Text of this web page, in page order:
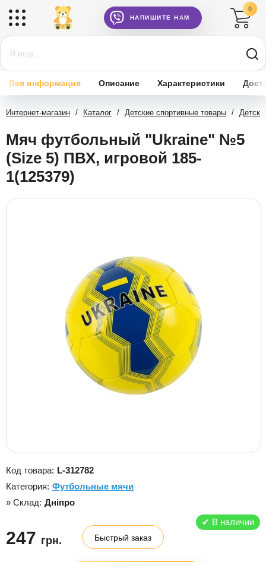
НАПИШИТЕ НАМ
0
Вся информация Описание Характеристики
Интернет-магазин / Каталог / Детские спортивные товары /
Мяч футбольный "Ukraine" №5
(Size 5) ПВХ, игровой 185-
1(125379)
Код товара: L-312782
Категория: Футбольные мячи
» Склад: Дніпро
✔ В наличии
247 грн. Быстрый заказ